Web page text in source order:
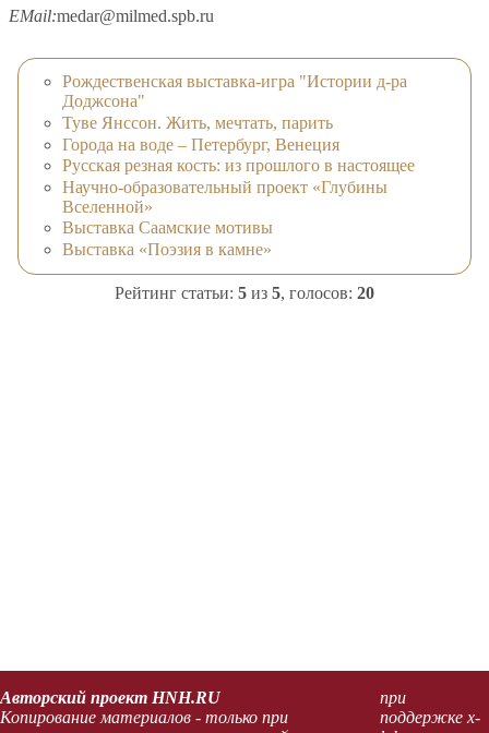
EMail:medar@milmed.spb.ru
Рождественская выставка-игра "Истории д-ра
Доджсона"
Туве Янссон. Жить, мечтать, парить
Города на воде – Петербург, Венеция
Русская резная кость: из прошлого в настоящее
Научно-образовательный проект «Глубины
Вселенной»
Выставка Саамские мотивы
Выставка «Поэзия в камне»
Рейтинг статьи: 5 из 5, голосов: 20
Авторский проект HNH.RU
Копирование материалов - только при
при
поддержке x-